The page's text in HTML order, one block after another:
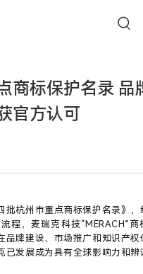
商标保护名录 品
官方认可
批杭州市重点商标保护名录》，
程，麦瑞克科技“MERACH”商
品牌建设、市场推广和知识产权
已发展成为具有全球影响力和辨